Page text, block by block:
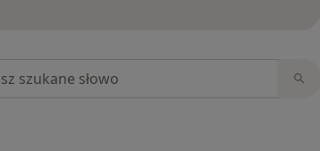
w opiniach